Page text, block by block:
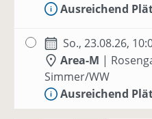
Ausreichend
So., 23.08.26,
Area-M |
Simmer/WW
Ausreichend